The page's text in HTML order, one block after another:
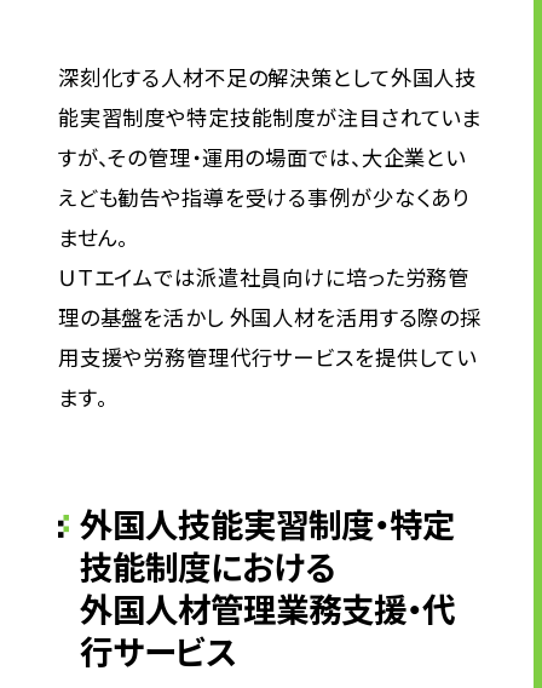
企業情報
トップメッセージ
拠点一覧
CSR情報
電子公告
労働者派遣事業の状況について
有料職業紹介に関する事項
深刻化する人材不足の解決策として外国人技
能実習制度や特定技能制度が注目されていま
すが、その管理・運用の場面では、大企業とい
えども勧告や指導を受ける事例が少なくあり
ません。
ＵＴエイムでは派遣社員向けに培った労務管
理の基盤を活かし 外国人材を活用する際の採
用支援や労務管理代行サービスを提供してい
ます。
外国人技能実習制度・特定
技能制度における
外国人材管理業務支援・代
行サービス